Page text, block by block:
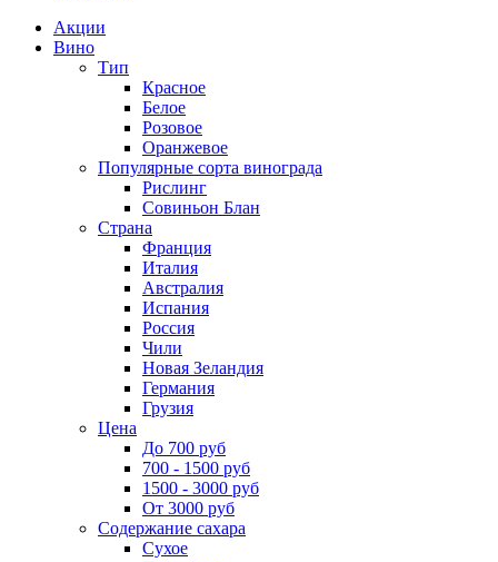
Акции
Вино
Тип
Красное
Белое
Розовое
Оранжевое
Популярные сорта винограда
Рислинг
Совиньон Блан
Страна
Франция
Италия
Австралия
Испания
Россия
Чили
Новая Зеландия
Германия
Грузия
Цена
До 700 руб
700 - 1500 руб
1500 - 3000 руб
От 3000 руб
Содержание сахара
Сухое